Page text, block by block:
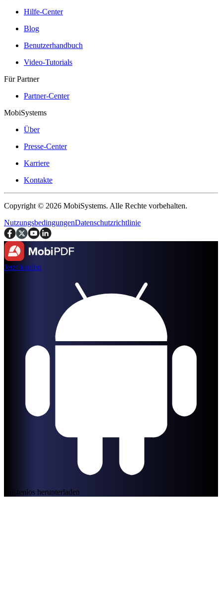
Hilfe-Center
Blog
Benutzerhandbuch
Video-Tutorials
Für Partner
Partner-Center
MobiSystems
Über
Presse-Center
Karriere
Kontakte
Copyright © 2026 MobiSystems. Alle Rechte vorbehalten.
NutzungsbedingungenDatenschutzrichtlinie
Jetzt kaufen
Kostenlos herunterladen